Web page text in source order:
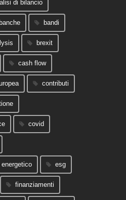
di bilancio
bandi
brexit
cash flow
contributi
covid
esg
finanziamenti